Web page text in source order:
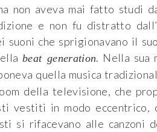
non aveva mai fatto studi
e non fu distratto
suoni che sprigionavano il
beat generation. Nella sua
quella musica
della televisione, che
vestiti in modo eccentrico,
si rifacevano alle